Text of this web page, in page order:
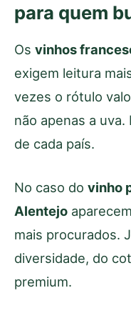
para quem
Os vinhos
exigem leitura
vezes o rótulo
não apenas a
de cada país.
No caso do vinho
Alentejo
mais procurados.
diversidade, do
premium.